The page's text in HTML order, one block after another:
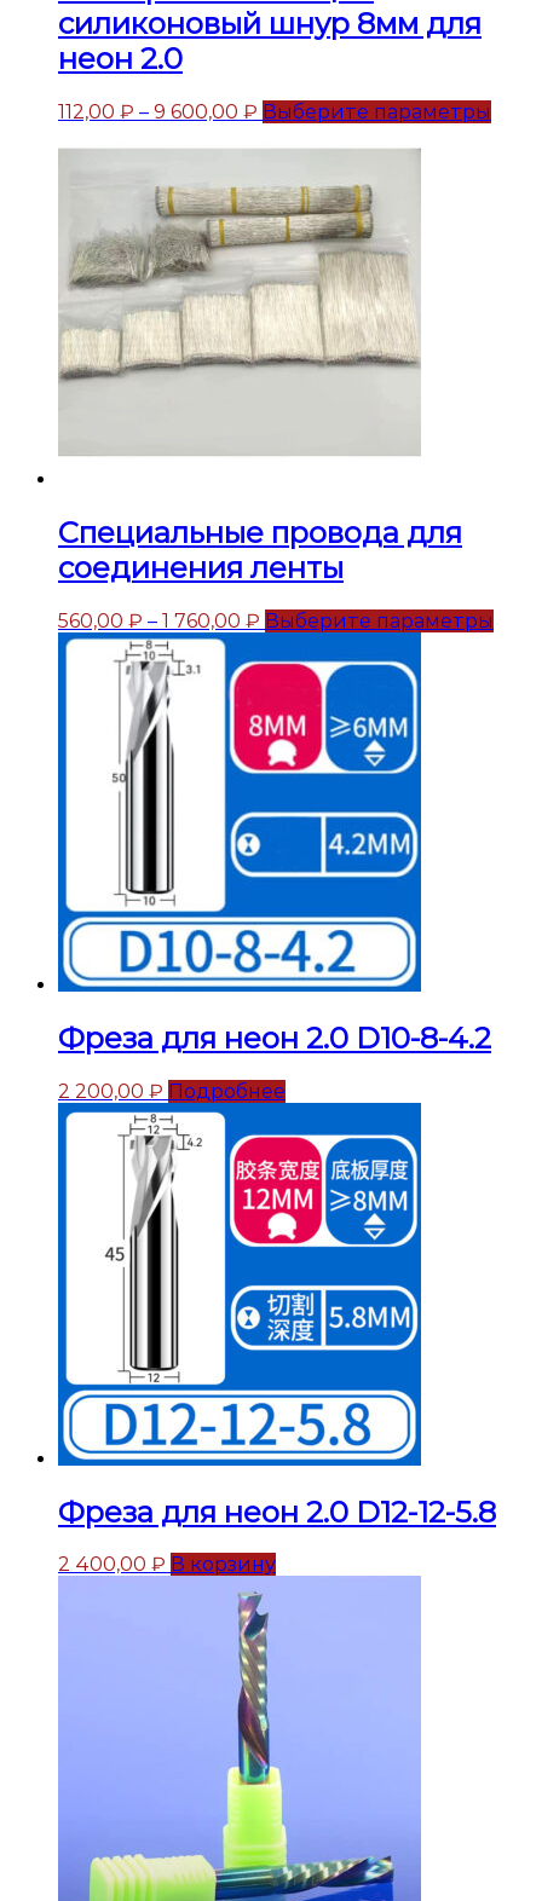
силиконовый шнур 8мм для
неон 2.0
112,00 ₽ – 9 600,00 ₽ Выберите параметры
Специальные провода для
соединения ленты
560,00 ₽ – 1 760,00 ₽ Выберите параметры
Фреза для неон 2.0 D10-8-4.2
2 200,00 ₽ Подробнее
Фреза для неон 2.0 D12-12-5.8
2 400,00 ₽ В корзину